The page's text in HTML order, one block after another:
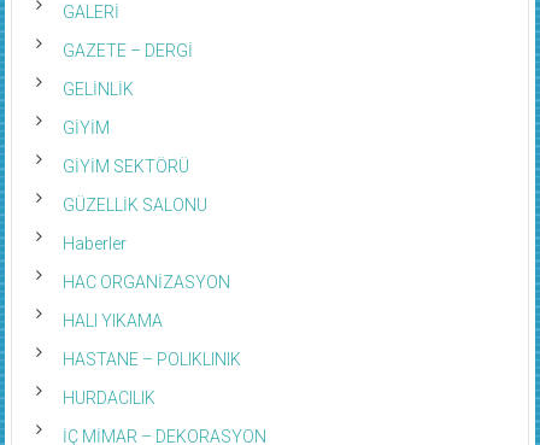
GALERİ
GAZETE – DERGİ
GELİNLİK
GİYİM
GİYİM SEKTÖRÜ
GÜZELLİK SALONU
Haberler
HAC ORGANİZASYON
HALI YIKAMA
HASTANE – POLIKLINIK
HURDACILIK
İÇ MİMAR – DEKORASYON